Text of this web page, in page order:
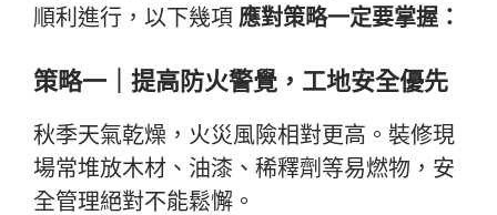
順利進行，以下幾項 應對策略一定要掌握：
策略一｜提高防火警覺，工地安全優先
秋季天氣乾燥，火災風險相對更高。裝修現
場常堆放木材、油漆、稀釋劑等易燃物，安
全管理絕對不能鬆懈。